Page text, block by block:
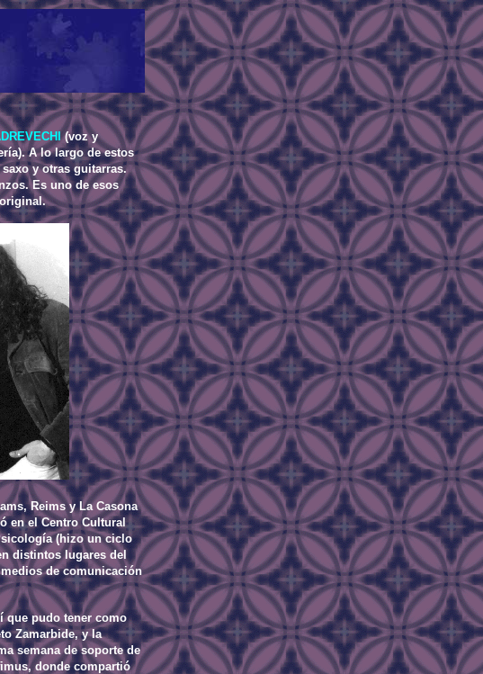
(voz y
A lo largo de estos
y otras guitarras.
Es uno de esos
Reims y La Casona
en el Centro Cultural
(hizo un ciclo
distintos lugares del
de comunicación
que pudo tener como
Zamarbide, y la
semana de soporte de
donde compartió